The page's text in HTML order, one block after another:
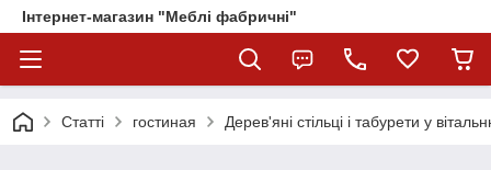
Інтернет-магазин "Меблі фабричні"
Статті гостиная Дерев'яні стільці і табурети у